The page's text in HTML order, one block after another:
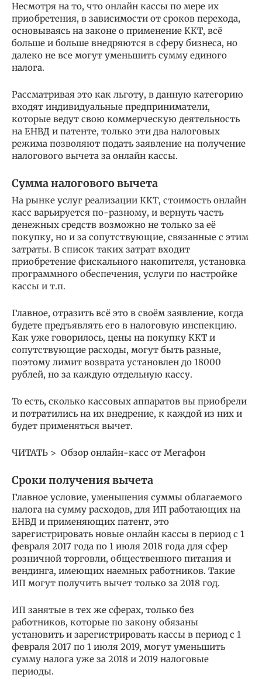
Несмотря на то, что онлайн кассы по мере их
приобретения, в зависимости от сроков перехода,
основываясь на законе о применение ККТ, всё
больше и больше внедряются в сферу бизнеса, но
далеко не все могут уменьшить сумму единого
налога.
Рассматривая это как льготу, в данную категорию
входят индивидуальные предприниматели,
которые ведут свою коммерческую деятельность
на ЕНВД и патенте, только эти два налоговых
режима позволяют подать заявление на получение
налогового вычета за онлайн кассы.
Сумма налогового вычета
На рынке услуг реализации ККТ, стоимость онлайн
касс варьируется по-разному, и вернуть часть
денежных средств возможно не только за её
покупку, но и за сопутствующие, связанные с этим
затраты. В список таких затрат входит
приобретение фискального накопителя, установка
программного обеспечения, услуги по настройке
кассы и т.п.
Главное, отразить всё это в своём заявление, когда
будете предъявлять его в налоговую инспекцию.
Как уже говорилось, цены на покупку ККТ и
сопутствующие расходы, могут быть разные,
поэтому лимит возврата установлен до 18000
рублей, но за каждую отдельную кассу.
То есть, сколько кассовых аппаратов вы приобрели
и потратились на их внедрение, к каждой из них и
будет применяться вычет.
ЧИТАТЬ > Обзор онлайн-касс от Мегафон
Сроки получения вычета
Главное условие, уменьшения суммы облагаемого
налога на сумму расходов, для ИП работающих на
ЕНВД и применяющих патент, это
зарегистрировать новые онлайн кассы в период с 1
февраля 2017 года по 1 июля 2018 года для сфер
розничной торговли, общественного питания и
вендинга, имеющих наемных работников. Такие
ИП могут получить вычет только за 2018 год.
ИП занятые в тех же сферах, только без
работников, которые по закону обязаны
установить и зарегистрировать кассы в период с 1
февраля 2017 по 1 июля 2019, могут уменьшить
сумму налога уже за 2018 и 2019 налоговые
периоды.